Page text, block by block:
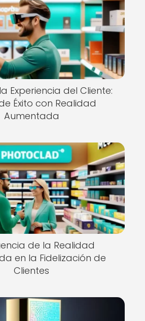
Experiencia del Cliente:
Éxito con Realidad
Aumentada
de la Realidad
en la Fidelización de
Clientes